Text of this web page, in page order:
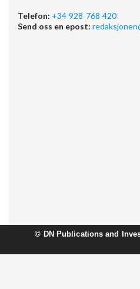
Telefon: +34 928 768 420
Send oss en epost:
© DN Publications and